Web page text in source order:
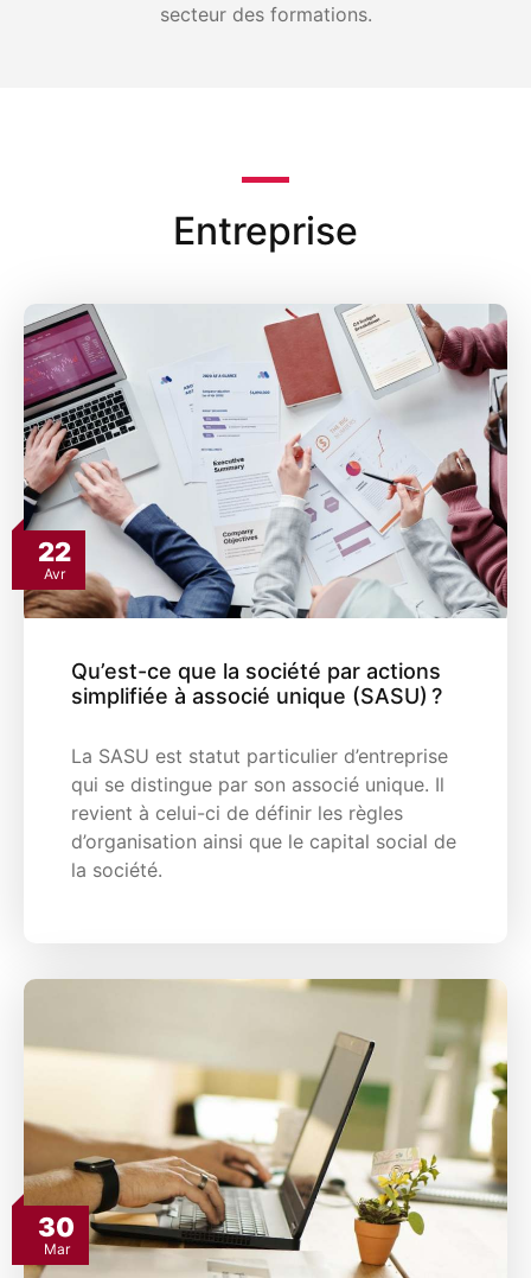
secteur des formations.
Entreprise
22
Avr
Qu’est-ce que la société par actions
simplifiée à associé unique (SASU) ?
La SASU est statut particulier d’entreprise
qui se distingue par son associé unique. Il
revient à celui-ci de définir les règles
d’organisation ainsi que le capital social de
la société.
30
Mar